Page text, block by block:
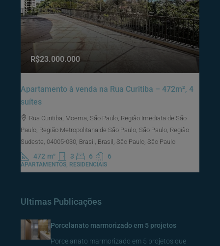
R$23.000.000
Apartamento à venda na Rua Curitiba – 472m², 4
suítes
Rua Curitiba, Moema, São Paulo, Região Imediata de São
Paulo, Região Metropolitana de São Paulo, São Paulo, Região
Sudeste, 04005-030, Brasil, Brasil, São Paulo, São Paulo
472 m² 3 6 6
APARTAMENTOS, RESIDENCIAIS
Ultimas Publicações
Porcelanato marmorizado em 5 projetos
Porcelanato marmorizado em 5 projetos que